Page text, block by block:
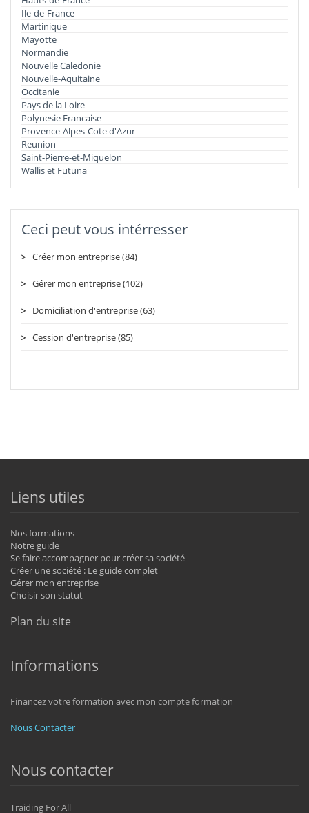
Ile-de-France
Martinique
Mayotte
Normandie
Nouvelle Caledonie
Nouvelle-Aquitaine
Occitanie
Pays de la Loire
Polynesie Francaise
Provence-Alpes-Cote d'Azur
Reunion
Saint-Pierre-et-Miquelon
Wallis et Futuna
Ceci peut vous intérresser
Créer mon entreprise (84)
Gérer mon entreprise (102)
Domiciliation d'entreprise (63)
Cession d'entreprise (85)
Liens utiles
Nos formations
Notre guide
Se faire accompagner pour créer sa société
Créer une société : Le guide complet
Gérer mon entreprise
Choisir son statut
Plan du site
Informations
Financez votre formation avec mon compte formation
Nous Contacter
Nous contacter
Traiding For All